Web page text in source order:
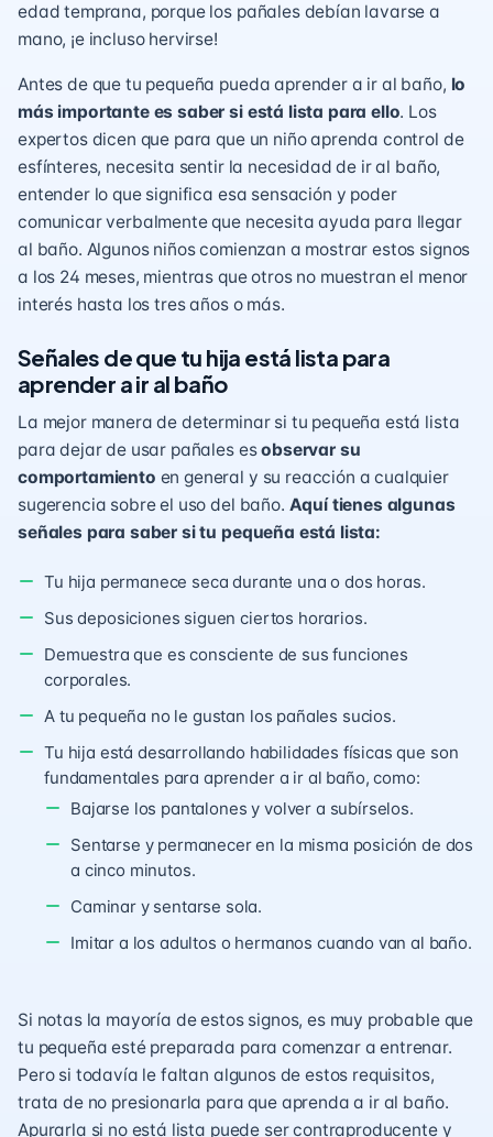
edad temprana, porque los pañales debían lavarse a
mano, ¡e incluso hervirse!
Antes de que tu pequeña pueda aprender a ir al baño, lo
más importante es saber si está lista para ello. Los
expertos dicen que para que un niño aprenda control de
esfínteres, necesita sentir la necesidad de ir al baño,
entender lo que significa esa sensación y poder
comunicar verbalmente que necesita ayuda para llegar
al baño. Algunos niños comienzan a mostrar estos signos
a los 24 meses, mientras que otros no muestran el menor
interés hasta los tres años o más.
Señales de que tu hija está lista para
aprender a ir al baño
La mejor manera de determinar si tu pequeña está lista
para dejar de usar pañales esobservar su
comportamiento en general y su reacción a cualquier
sugerencia sobre el uso del baño. Aquí tienes algunas
señales para saber si tu pequeña está lista:
Tu hija permanece seca durante una o dos horas.
Sus deposiciones siguen ciertos horarios.
Demuestra que es consciente de sus funciones
corporales.
A tu pequeña no le gustan los pañales sucios.
Tu hija está desarrollando habilidades físicas que son
fundamentales para aprender a ir al baño, como:
Bajarse los pantalones y volver a subírselos.
Sentarse y permanecer en la misma posición de dos
a cinco minutos.
Caminar y sentarse sola.
Imitar a los adultos o hermanos cuando van al baño.
Si notas la mayoría de estos signos, es muy probable que
tu pequeña esté preparada para comenzar a entrenar.
Pero si todavía le faltan algunos de estos requisitos,
trata de no presionarla para que aprenda a ir al baño.
Apurarla si no está lista puede ser contraproducente y